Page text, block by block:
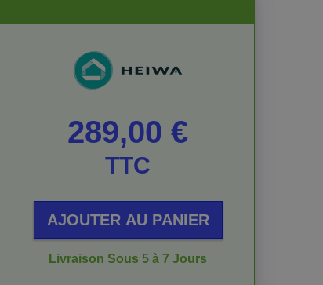
289,00 €
TTC
AJOUTER AU PANIER
Livraison Sous 5 à 7 Jours